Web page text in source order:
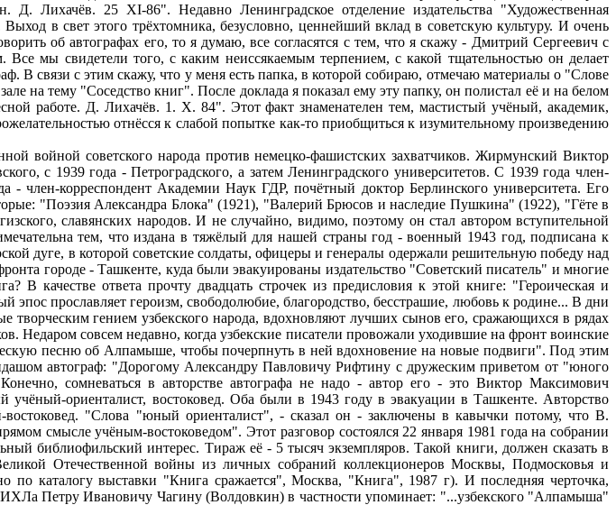
Лихачёв. 25 XI-86". Недавно Ленинградское отделение издательства "Художественная
в свет этого трёхтомника, безусловно, ценнейший вклад в советскую культуру. И очень
об автографах его, то я думаю, все согласятся с тем, что я скажу - Дмитрий Сергеевич с
мы свидетели того, с каким неиссякаемым терпением, с какой тщательностью он делает
В связи с этим скажу, что у меня есть папка, в которой собираю, отмечаю материалы о "Слове
на тему "Соседство книг". После доклада я показал ему эту папку, он полистал её и на белом
работе. Д. Лихачёв. 1. X. 84". Этот факт знаменателен тем, мастистый учёный, академик,
отнёсся к слабой попытке как-то приобщиться к изумительному произведению
войной советского народа против немецко-фашистских захватчиков. Жирмунский Виктор
с 1939 года - Петроградского, а затем Ленинградского университетов. С 1939 года член-
член-корреспондент Академии Наук ГДР, почётный доктор Берлинского университета. Его
"Поэзия Александра Блока" (1921), "Валерий Брюсов и наследие Пушкина" (1922), "Гёте в
славянских народов. И не случайно, видимо, поэтому он стал автором вступительной
тем, что издана в тяжёлый для нашей страны год - военный 1943 год, подписана к
дуге, в которой советские солдаты, офицеры и генералы одержали решительную победу над
городе - Ташкенте, куда были эвакуированы издательство "Советский писатель" и многие
В качестве ответа прочту двадцать строчек из предисловия к этой книге: "Героическая и
прославляет героизм, свободолюбие, благородство, бесстрашие, любовь к родине... В дни
гением узбекского народа, вдохновляют лучших сынов его, сражающихся в рядах
Недаром совсем недавно, когда узбекские писатели провожали уходившие на фронт воинские
песню об Алпамыше, чтобы почерпнуть в ней вдохновение на новые подвиги". Под этим
автограф: "Дорогому Александру Павловичу Рифтину с дружеским приветом от "юного
сомневаться в авторстве автографа не надо - автор его - это Виктор Максимович
ориенталист, востоковед. Оба были в 1943 году в эвакуации в Ташкенте. Авторство
"Слова "юный ориенталист", - сказал он - заключены в кавычки потому, что В.
смысле учёным-востоковедом". Этот разговор состоялся 22 января 1981 года на собрании
библиофильский интерес. Тираж её - 5 тысяч экземпляров. Такой книги, должен сказать в
Отечественной войны из личных собраний коллекционеров Москвы, Подмосковья и
по каталогу выставки "Книга сражается", Москва, "Книга", 1987 г). И последняя черточка,
Петру Ивановичу Чагину (Волдовкин) в частности упоминает: "...узбекского "Алпамыша"